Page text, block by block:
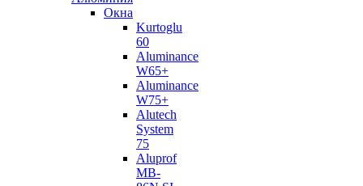
Окна
Kurtoglu
60
Aluminance
W65+
Aluminance
W75+
Alutech
System
75
Aluprof
MB-